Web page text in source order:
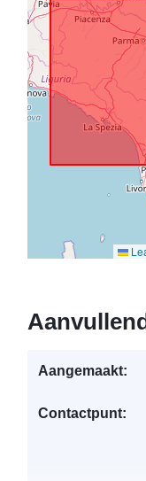
Aangemaakt:
Contactpunt: